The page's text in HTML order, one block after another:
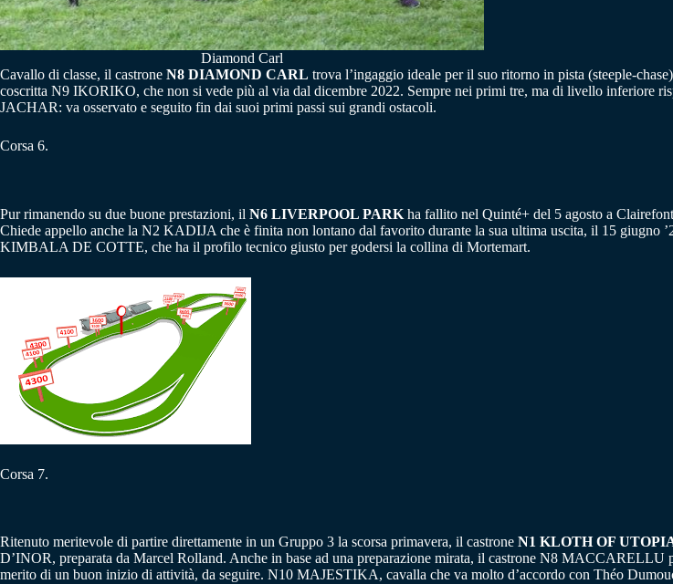
Diamond Carl
Cavallo di classe, il castrone N8 DIAMOND CARL trova l’ingaggio ideale per il suo ritorno in pista (steeple-
coscritta N9 IKORIKO, che non si vede più al via dal dicembre 2022. Sempre nei primi tre, ma di livello inferiore
JACHAR: va osservato e seguito fin dai suoi primi passi sui grandi ostacoli.
Corsa 6.
Pur rimanendo su due buone prestazioni, il N6 LIVERPOOL PARK ha fallito nel Quinté+ del 5 agosto a
Chiede appello anche la N2 KADIJA che è finita non lontano dal favorito durante la sua ultima uscita, il 15
KIMBALA DE COTTE, che ha il profilo tecnico giusto per godersi la collina di Mortemart.
Corsa 7.
Ritenuto meritevole di partire direttamente in un Gruppo 3 la scorsa primavera, il castrone N1 KLOTH OF
D’INOR, preparata da Marcel Rolland. Anche in base ad una preparazione mirata, il castrone N8
merito di un buon inizio di attività, da seguire. N10 MAJESTIKA, cavalla che va molto d’accordo con Théo